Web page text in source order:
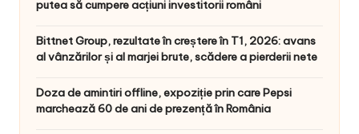
putea să cumpere acțiuni investitorii români
Bittnet Group, rezultate în creștere în T1, 2026: avans
al vânzărilor și al marjei brute, scădere a pierderii nete
Doza de amintiri offline, expoziție prin care Pepsi
marchează 60 de ani de prezență în România